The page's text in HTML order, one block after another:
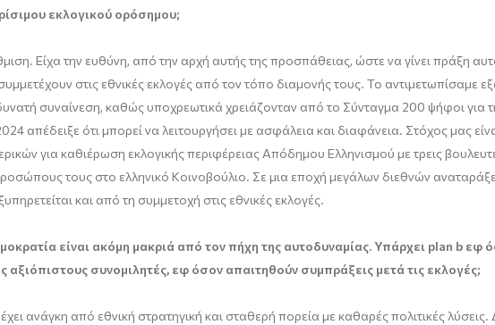
εκλογικού ορόσημου;
Είχα την ευθύνη, από την αρχή αυτής της προσπάθειας, ώστε να γίνει πράξη
στις εθνικές εκλογές από τον τόπο διαμονής τους. Το αντιμετωπίσαμε
συναίνεση, καθώς υποχρεωτικά χρειάζονταν από το Σύνταγμα 200 ψήφοι για
απέδειξε ότι μπορεί να λειτουργήσει με ασφάλεια και διαφάνεια. Στόχος μας
για καθιέρωση εκλογικής περιφέρειας Απόδημου Ελληνισμού με τρεις
τους στο ελληνικό Κοινοβούλιο. Σε μια εποχή μεγάλων διεθνών
και από τη συμμετοχή στις εθνικές εκλογές.
είναι ακόμη μακριά από τον πήχη της αυτοδυναμίας. Υπάρχει plan b εφ
συνομιλητές, εφ όσον απαιτηθούν συμπράξεις μετά τις εκλογές;
ανάγκη από εθνική στρατηγική και σταθερή πορεία με καθαρές πολιτικές λύσεις.